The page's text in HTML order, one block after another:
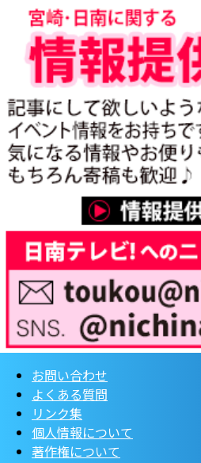
お問い合わせ
よくある質問
リンク集
個人情報について
著作権について